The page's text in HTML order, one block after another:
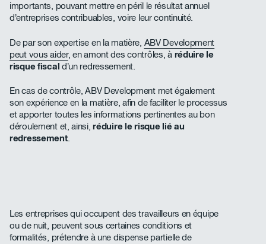
importants, pouvant mettre en péril le résultat annuel
d’entreprises contribuables, voire leur continuité.
De par son expertise en la matière, ABV Development
peut vous aider, en amont des contrôles, à réduire le
risque fiscal d’un redressement.
En cas de contrôle, ABV Development met également
son expérience en la matière, afin de faciliter le processus
et apporter toutes les informations pertinentes au bon
déroulement et, ainsi,réduire le risque lié au
redressement.
Les entreprises qui occupent des travailleurs en équipe
ou de nuit, peuvent sous certaines conditions et
formalités, prétendre à une dispense partielle de